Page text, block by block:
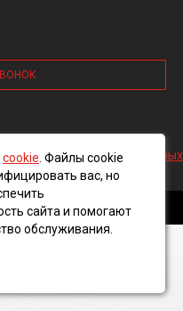
персональных данных
компания, 2016 ©
cookie . Файлы cookie
вас, но
сайта и помогают
обслуживания.